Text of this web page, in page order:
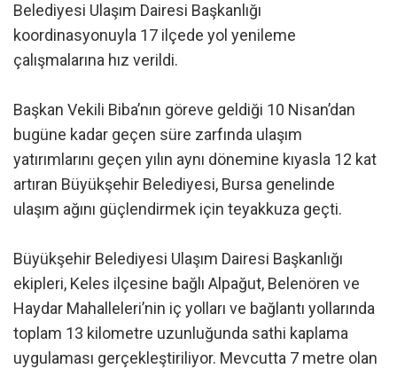
Belediyesi Ulaşım Dairesi Başkanlığı
koordinasyonuyla 17 ilçede yol yenileme
çalışmalarına hız verildi.
Başkan Vekili Biba’nın göreve geldiği 10 Nisan’dan
bugüne kadar geçen süre zarfında ulaşım
yatırımlarını geçen yılın aynı dönemine kıyasla 12 kat
artıran Büyükşehir Belediyesi, Bursa genelinde
ulaşım ağını güçlendirmek için teyakkuza geçti.
Büyükşehir Belediyesi Ulaşım Dairesi Başkanlığı
ekipleri, Keles ilçesine bağlı Alpağut, Belenören ve
Haydar Mahalleleri’nin iç yolları ve bağlantı yollarında
toplam 13 kilometre uzunluğunda sathi kaplama
uygulaması gerçekleştiriliyor. Mevcutta 7 metre olan